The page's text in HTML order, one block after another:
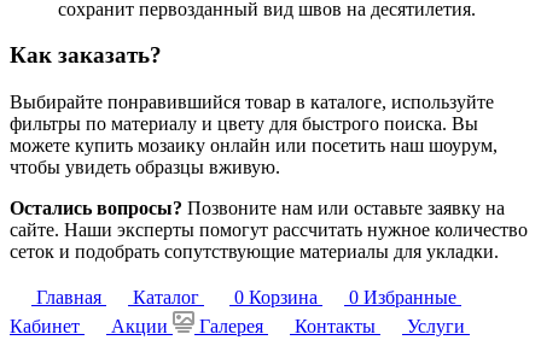
сохранит первозданный вид швов на десятилетия.
Как заказать?
Выбирайте понравившийся товар в каталоге, используйте
фильтры по материалу и цвету для быстрого поиска. Вы
можете купить мозаику онлайн или посетить наш шоурум,
чтобы увидеть образцы вживую.
Остались вопросы? Позвоните нам или оставьте заявку на
сайте. Наши эксперты помогут рассчитать нужное количество
сеток и подобрать сопутствующие материалы для укладки.
Главная Каталог 0 Корзина 0 Избранные
Кабинет
Акции Галерея Контакты
Услуги